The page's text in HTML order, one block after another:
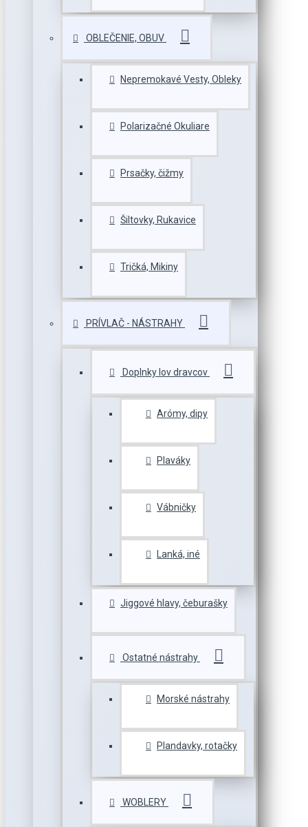
OBLEČENIE, OBUV
Nepremokavé Vesty, Obleky
Polarizačné Okuliare
Prsačky, čižmy
Šiltovky, Rukavice
Tričká, Mikiny
PRÍVLAČ - NÁSTRAHY
Doplnky lov dravcov
Arómy, dipy
Plaváky
Vábničky
Lanká, iné
Jiggové hlavy, čeburašky
Ostatné nástrahy
Morské nástrahy
Plandavky, rotačky
WOBLERY